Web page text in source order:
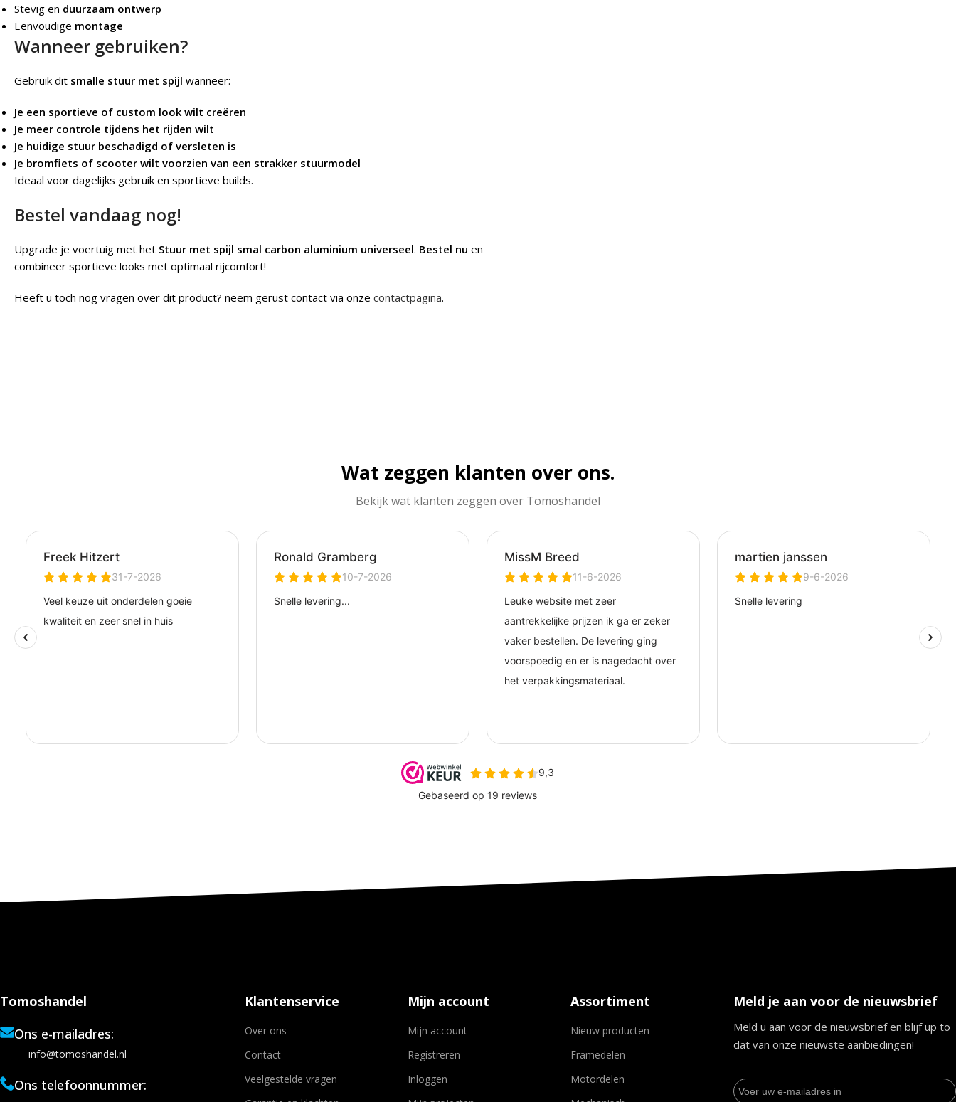
Stevig en duurzaam ontwerp
Eenvoudige montage
Wanneer gebruiken?
Gebruik dit smalle stuur met spijl wanneer:
Je een sportieve of custom look wilt creëren
Je meer controle tijdens het rijden wilt
Je huidige stuur beschadigd of versleten is
Je bromfiets of scooter wilt voorzien van een strakker stuurmodel
Ideaal voor dagelijks gebruik en sportieve builds.
Bestel vandaag nog!
Upgrade je voertuig met het Stuur met spijl smal carbon aluminium universeel. Bestel nu en
combineer sportieve looks met optimaal rijcomfort!
Heeft u toch nog vragen over dit product? neem gerust contact via onze contactpagina.
Wat zeggen klanten over ons.
Bekijk wat klanten zeggen over Tomoshandel
Tomoshandel
Ons e-mailadres:
info@tomoshandel.nl
Ons telefoonnummer:
Klantenservice
Over ons
Contact
Veelgestelde vragen
Mijn account
Mijn account
Registreren
Inloggen
Assortiment
Nieuw producten
Framedelen
Motordelen
Meld je aan voor de nieuwsbrief
Meld u aan voor de nieuwsbrief en blijf up to
dat van onze nieuwste aanbiedingen!